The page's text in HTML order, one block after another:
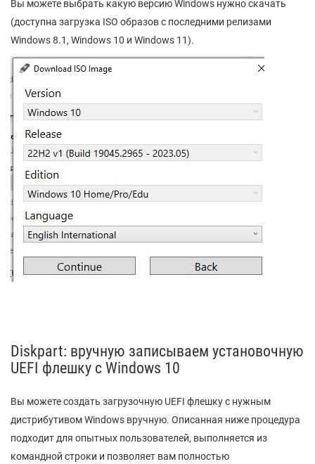
Вы можете выбрать какую версию Windows нужно скачать
(доступна загрузка ISO образов с последними релизами
Windows 8.1, Windows 10 и Windows 11).
Diskpart: вручную записываем установочную
UEFI флешку с Windows 10
Вы можете создать загрузочную UEFI флешку с нужным
дистрибутивом Windows вручную. Описанная ниже процедура
подходит для опытных пользователей, выполняется из
командной строки и позволяет вам полностью